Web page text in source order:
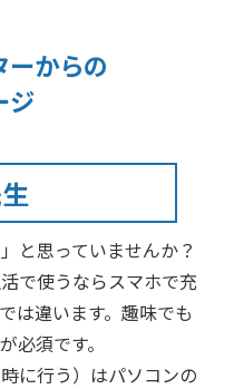
ーからの
ジ
と思っていませんか？
で使うならスマホで充
は違います。趣味でも
必須です。
に行う）はパソコンの